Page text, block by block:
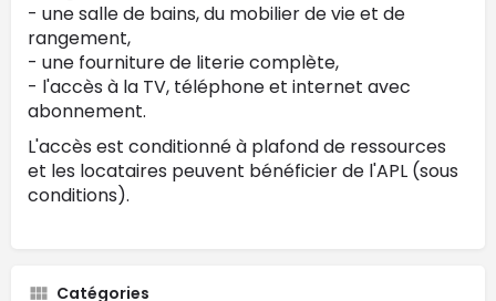
- une salle de bains, du mobilier de vie et de
rangement,
- une fourniture de literie complète,
- l'accès à la TV, téléphone et internet avec
abonnement.
L'accès est conditionné à plafond de ressources
et les locataires peuvent bénéficier de l'APL (sous
conditions).
Catégories